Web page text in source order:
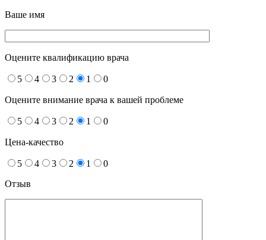
Ваше имя
Оцените квалификацию врача
5 4 3 2 1 0
Оцените внимание врача к вашей проблеме
5 4 3 2 1 0
Цена-качество
5 4 3 2 1
0
Отзыв